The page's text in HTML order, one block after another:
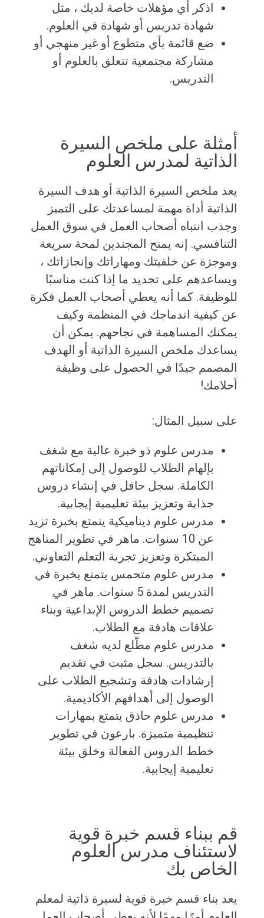
اذكر أي مؤهلات خاصة لديك ، مثل
شهادة تدريس أو شهادة في العلوم.
ضع قائمة بأي متطوع أو غير منهجي أو
مشاركة مجتمعية تتعلق بالعلوم أو
التدريس.
أمثلة على ملخص السيرة
الذاتية لمدرس العلوم
يعد ملخص السيرة الذاتية أو هدف السيرة
الذاتية أداة مهمة لمساعدتك على التميز
وجذب انتباه أصحاب العمل في سوق العمل
التنافسي. إنه يمنح المجندين لمحة سريعة
وموجزة عن خلفيتك ومهاراتك وإنجازاتك ،
ويساعدهم على تحديد ما إذا كنت مناسبًا
للوظيفة. كما أنه يعطي أصحاب العمل فكرة
عن كيفية اندماجك في المنظمة وكيف
يمكنك المساهمة في نجاحهم. يمكن أن
يساعدك ملخص السيرة الذاتية أو الهدف
المصمم جيدًا في الحصول على وظيفة
أحلامك!
على سبيل المثال:
مدرس علوم ذو خبرة عالية مع شغف
بإلهام الطلاب للوصول إلى إمكاناتهم
الكاملة. سجل حافل في إنشاء دروس
جذابة وتعزيز بيئة تعليمية إيجابية.
مدرس علوم ديناميكية يتمتع بخبرة تزيد
عن 10 سنوات. ماهر في تطوير المناهج
المبتكرة وتعزيز تجربة التعلم التعاوني.
مدرس علوم متحمس يتمتع بخبرة في
التدريس لمدة 5 سنوات. ماهر في
تصميم خطط الدروس الإبداعية وبناء
علاقات هادفة مع الطلاب.
مدرس علوم مطّلع لديه شغف
بالتدريس. سجل مثبت في تقديم
إرشادات هادفة وتشجيع الطلاب على
الوصول إلى أهدافهم الأكاديمية.
مدرس علوم حاذق يتمتع بمهارات
تنظيمية متميزة. بارعون في تطوير
خطط الدروس الفعالة وخلق بيئة
تعليمية إيجابية.
قم ببناء قسم خبرة قوية
لاستئناف مدرس العلوم
الخاص بك
يعد بناء قسم خبرة قوية لسيرة ذاتية لمعلم